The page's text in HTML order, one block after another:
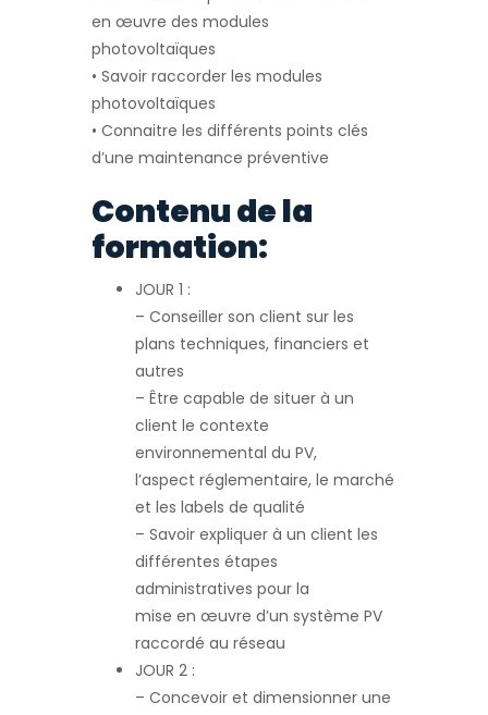
en œuvre des modules
photovoltaïques
• Savoir raccorder les modules
photovoltaïques
• Connaitre les différents points clés
d’une maintenance préventive
Contenu de la
formation:
JOUR 1 :
– Conseiller son client sur les
plans techniques, financiers et
autres
– Être capable de situer à un
client le contexte
environnemental du PV,
l’aspect réglementaire, le marché
et les labels de qualité
– Savoir expliquer à un client les
différentes étapes
administratives pour la
mise en œuvre d’un système PV
raccordé au réseau
JOUR 2 :
– Concevoir et dimensionner une